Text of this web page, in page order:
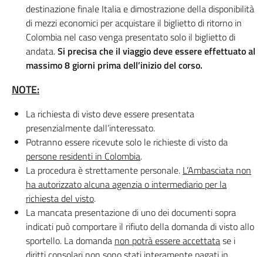
destinazione finale Italia e dimostrazione della disponibilità
di mezzi economici per acquistare il biglietto di ritorno in
Colombia nel caso venga presentato solo il biglietto di
andata.Si precisa che il viaggio deve essere effettuato al
massimo 8 giorni prima dell’inizio del corso.
NOTE:
La richiesta di visto deve essere presentata
presenzialmente dall’interessato.
Potranno essere ricevute solo le richieste di visto da
persone residenti in Colombia.
La procedura è strettamente personale. L’Ambasciata non
ha autorizzato alcuna agenzia o intermediario per la
richiesta del visto.
La mancata presentazione di uno dei documenti sopra
indicati può comportare il rifiuto della domanda di visto allo
sportello. La domanda non potrà essere accettatase i